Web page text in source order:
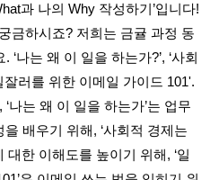
과 나의 Why 작성하기’입니다!
금하시죠? 저희는 금귤 과정 동
나는 왜 이 일을 하는가?’, ‘사회
잘러를 위한 이메일 가이드 101'.
나는 왜 이 일을 하는가’는 업무
배우기 위해, ‘사회적 경제는
대한 이해도를 높이기 위해, ‘일